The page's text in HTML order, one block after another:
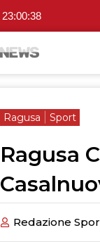
23:00:38
Ragusa Sport
Ragusa
Redazione